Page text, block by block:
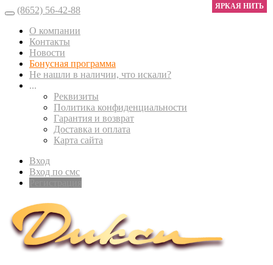
(8652) 56-42-88
О компании
Контакты
Новости
Бонусная программа
Не нашли в наличии, что искали?
...
Реквизиты
Политика конфиденциальности
Гарантия и возврат
Доставка и оплата
Карта сайта
Вход
Вход по смс
ЯРКАЯ НИТЬ